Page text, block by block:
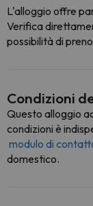
L'alloggio offre
Verifica
possibilità di
Condizioni
Questo alloggio
condizioni è
modulo di
domestico.